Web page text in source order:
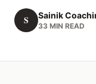
S Sainik
33 MIN READ